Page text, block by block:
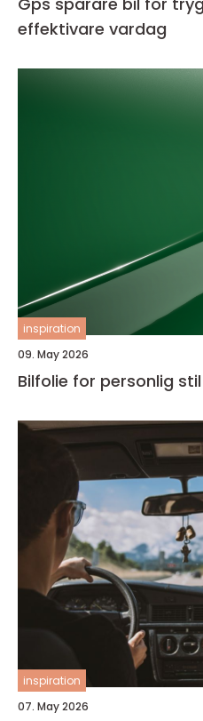
effektivare vardag
inspiration
09. May 2026
Bilfolie for personlig
inspiration
07. May 2026